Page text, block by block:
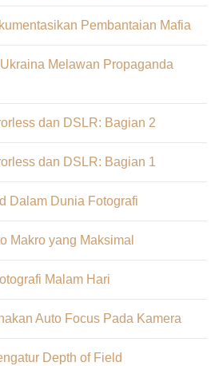
Pembantaian Mafia
Melawan Propaganda
dan DSLR: Bagian 2
dan DSLR: Bagian 1
Dalam Dunia Fotografi
Makro yang Maksimal
Malam Hari
Auto Focus Pada Kamera
Depth of Field